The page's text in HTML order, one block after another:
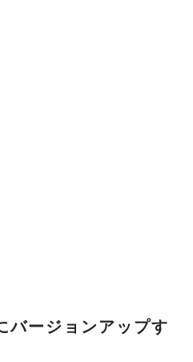
ージョンアップす